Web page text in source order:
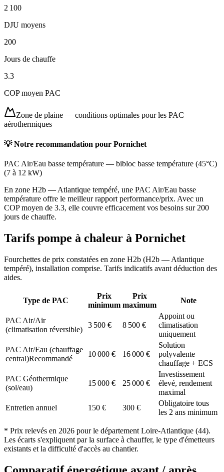
2 100
DJU moyens
200
Jours de chauffe
3.3
COP moyen PAC
Zone de plaine — conditions optimales pour les PAC
aérothermiques
💡 Notre recommandation pour Pornichet
PAC Air/Eau basse température — bibloc basse température (45°C)
(7 à 12 kW)
En zone H2b — Atlantique tempéré, une PAC Air/Eau basse
température offre le meilleur rapport performance/prix. Avec un
COP moyen de 3.3, elle couvre efficacement vos besoins sur 200
jours de chauffe.
Tarifs pompe à chaleur à Pornichet
Fourchettes de prix constatées en zone H2b (H2b — Atlantique
tempéré), installation comprise. Tarifs indicatifs avant déduction des
aides.
Type de PAC
Prix
minimum
Prix
maximum
Note
PAC Air/Air
(climatisation réversible)
3 500 € 8 500 €
Appoint ou
climatisation
uniquement
PAC Air/Eau (chauffage
central)Recommandé
10 000 € 16 000 €
Solution
polyvalente
chauffage + ECS
PAC Géothermique
(sol/eau)
15 000 € 25 000 €
Investissement
élevé, rendement
maximal
Entretien annuel
150 € 300 €
Obligatoire tous
les 2 ans minimum
* Prix relevés en 2026 pour le département Loire-Atlantique (44).
Les écarts s'expliquent par la surface à chauffer, le type d'émetteurs
existants et la difficulté d'accès au chantier.